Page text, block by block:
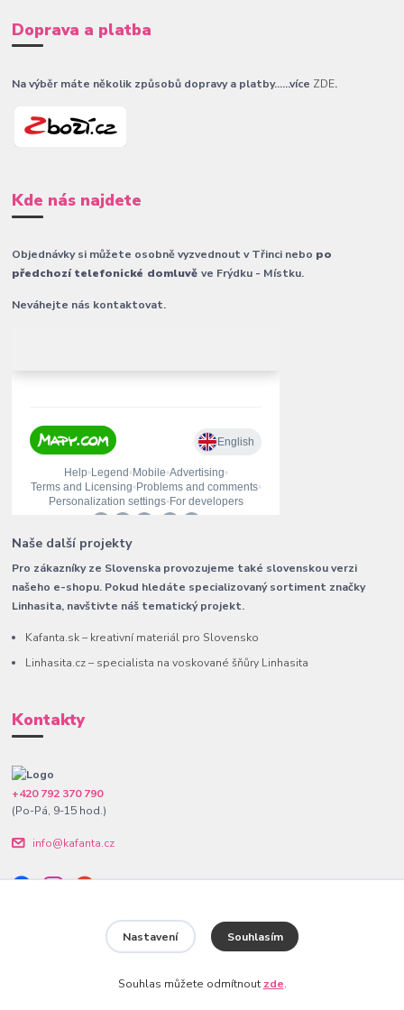
Doprava a platba
Na výběr máte několik způsobů dopravy a platby......více ZDE.
Kde nás najdete
Objednávky si můžete osobně vyzvednout v Třinci nebo po
předchozí telefonické domluvěve Frýdku - Místku.
Neváhejte nás kontaktovat.
Naše další projekty
Pro zákazníky ze Slovenska provozujeme také slovenskou verzi
našeho e-shopu. Pokud hledáte specializovaný sortiment značky
Linhasita, navštivte náš tematický projekt.
Kafanta.sk – kreativní materiál pro Slovensko
Linhasita.cz – specialista na voskované šňůry Linhasita
Kontakty
+420 792 370 790
(Po-Pá, 9-15 hod.)
info@kafanta.cz
Vytvořeno na
Eshop-rychle.cz
Nastavení Souhlasím
Souhlas můžete odmítnout zde.